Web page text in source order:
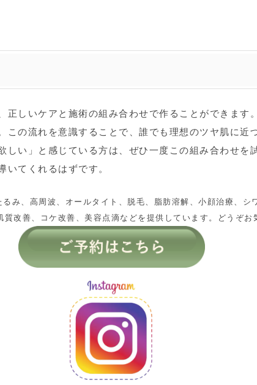
正しいケアと施術の組み合わせで作ることができます
この流れを意識することで、誰でも理想のツヤ肌に近
しい」と感じている方は、ぜひ一度この組み合わせを
いてくれるはずです。
み、高周波、オールタイト、脱毛、脂肪溶解、小顔治療、シ
改善、コケ改善、美容点滴などを提供しています。どうぞお